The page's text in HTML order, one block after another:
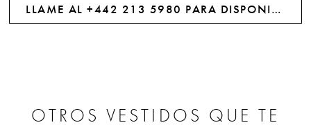
LLAME AL +442 213 5980 PARA DISPONIBILIDAD
OTROS VESTIDOS QUE TE